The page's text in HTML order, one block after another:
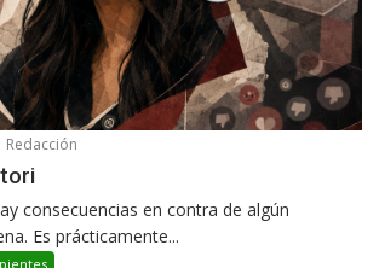
Redacción
consecuencias en contra de algún
Es prácticamente...